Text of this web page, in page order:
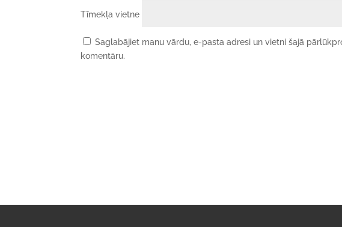
Tīmekļa vietne
Saglabājiet manu vārdu, e-pasta adresi un vietni šajā
komentāru.